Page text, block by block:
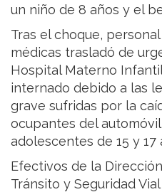
un niño de 8 años y el
Tras el choque,
médicas trasladó de
Hospital Materno
internado debido a las
grave sufridas por la
ocupantes del
adolescentes de 15 y
Efectivos de la
Tránsito y Seguridad